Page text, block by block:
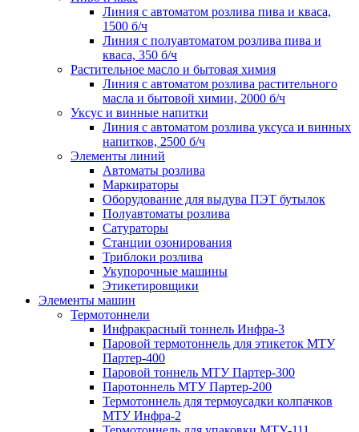
Линия с автоматом розлива пива и кваса,
1500 б/ч
Линия с полуавтоматом розлива пива и
кваса, 350 б/ч
Растительное масло и бытовая химия
Линия с автоматом розлива растительного
масла и бытовой химии, 2000 б/ч
Уксус и винные напитки
Линия с автоматом розлива уксуса и винных
напитков, 2500 б/ч
Элементы линий
Автоматы розлива
Маркираторы
Оборудование для выдува ПЭТ бутылок
Полуавтоматы розлива
Сатураторы
Станции озонирования
Триблоки розлива
Укупорочные машины
Этикетировщики
Элементы машин
Термотоннели
Инфракрасный тоннель Инфра-3
Паровой термотоннель для этикеток МТУ
Партер-400
Паровой тоннель МТУ Партер-300
Паротоннель МТУ Партер-200
Термотоннель для термоусадки колпачков
МТУ Инфра-2